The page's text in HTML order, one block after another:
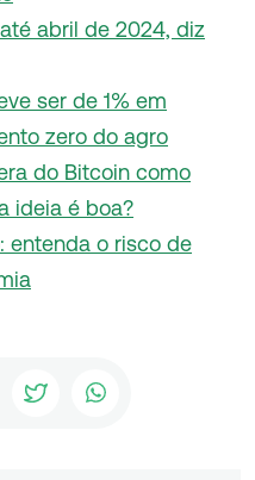
abril de 2024, diz
ser de 1% em
zero do agro
do Bitcoin como
ideia é boa?
entenda o risco de